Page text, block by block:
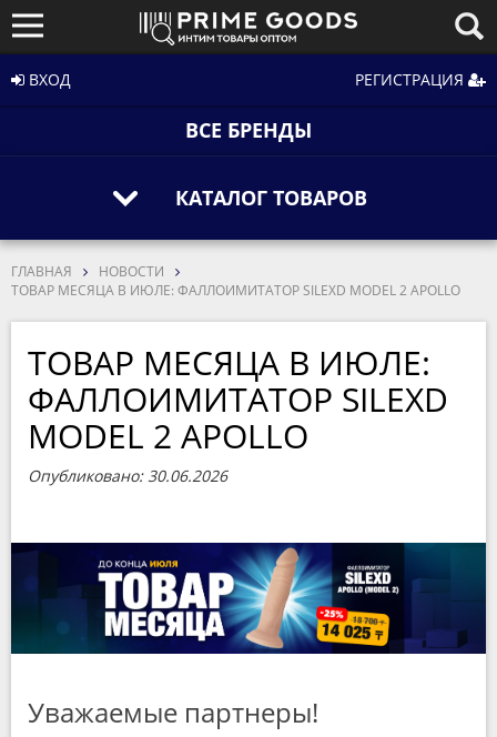
ВХОД РЕГИСТРАЦИЯ
ВСЕ БРЕНДЫ
КАТАЛОГ ТОВАРОВ
ГЛАВНАЯ
НОВОСТИ
ТОВАР МЕСЯЦА В ИЮЛЕ: ФАЛЛОИМИТАТОР SILEXD MODEL 2 APOLLO
ТОВАР МЕСЯЦА В ИЮЛЕ:
ФАЛЛОИМИТАТОР SILEXD
MODEL 2 APOLLO
Опубликовано: 30.06.2026
Уважаемые партнеры!